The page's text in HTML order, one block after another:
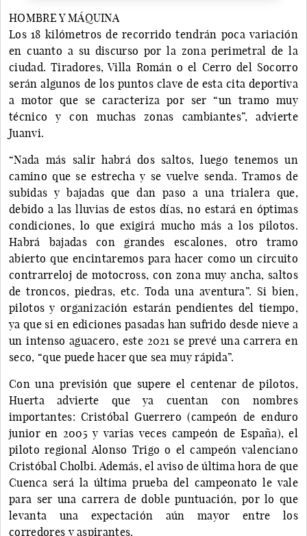
HOMBRE Y MÁQUINA
Los 18 kilómetros de recorrido tendrán poca variación
en cuanto a su discurso por la zona perimetral de la
ciudad. Tiradores, Villa Román o el Cerro del Socorro
serán algunos de los puntos clave de esta cita deportiva
a motor que se caracteriza por ser “un tramo muy
técnico y con muchas zonas cambiantes”, advierte
Juanvi.
“Nada más salir habrá dos saltos, luego tenemos un
camino que se estrecha y se vuelve senda. Tramos de
subidas y bajadas que dan paso a una trialera que,
debido a las lluvias de estos días, no estará en óptimas
condiciones, lo que exigirá mucho más a los pilotos.
Habrá bajadas con grandes escalones, otro tramo
abierto que encintaremos para hacer como un circuito
contrarreloj de motocross, con zona muy ancha, saltos
de troncos, piedras, etc. Toda una aventura”. Si bien,
pilotos y organización estarán pendientes del tiempo,
ya que si en ediciones pasadas han sufrido desde nieve a
un intenso aguacero, este 2021 se prevé una carrera en
seco, “que puede hacer que sea muy rápida”.
Con una previsión que supere el centenar de pilotos,
Huerta advierte que ya cuentan con nombres
importantes: Cristóbal Guerrero (campeón de enduro
junior en 2005 y varias veces campeón de España), el
piloto regional Alonso Trigo o el campeón valenciano
Cristóbal Cholbi. Además, el aviso de última hora de que
Cuenca será la última prueba del campeonato le vale
para ser una carrera de doble puntuación, por lo que
levanta una expectación aún mayor entre los
corredores y aspirantes.